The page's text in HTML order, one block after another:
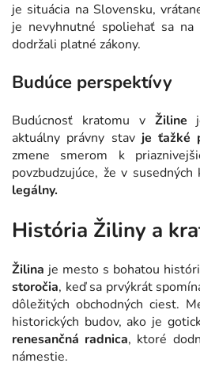
je situácia na Slovensku,
je nevyhnutné spoliehať sa
dodržali platné zákony.
Budúce perspektívy
Budúcnosť kratomu v Žiline
aktuálny právny stav je ťažké
zmene smerom k
povzbudzujúce, že v susedných
legálny.
História Žiliny a
Žilina je mesto s bohatou
storočia, keď sa prvýkrát
dôležitých obchodných ciest.
historických budov, ako je
renesančná radnica, ktoré
námestie.